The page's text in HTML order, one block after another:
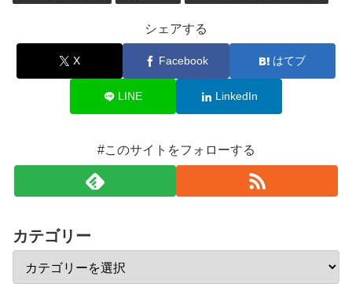
シェアする
X Facebook はてブ
LINE LinkedIn
#このサイトをフォローする
カテゴリー